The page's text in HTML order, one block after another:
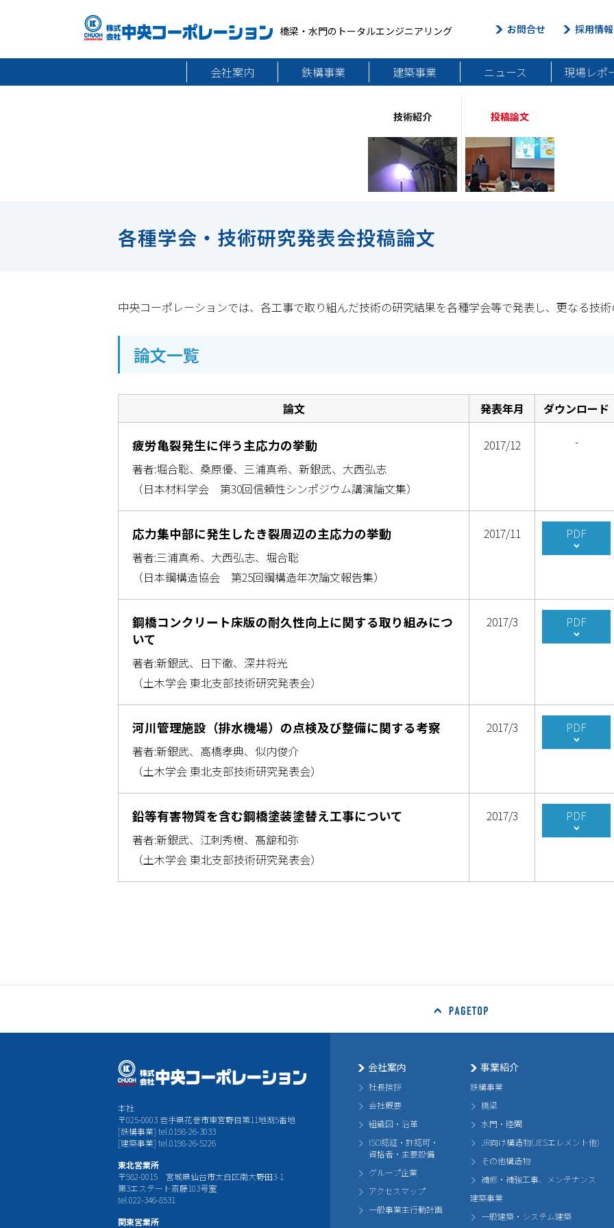
橋梁・水門のトータルエンジニアリング お問合せ 採用情報
会社案内 鉄構事業 建築事業 ニュース 現場レポ
技術紹介 投稿論文
各種学会・技術研究発表会投稿論文
中央コーポレーションでは、各工事で取り組んだ技術の研究結果を各種学会等で発表し、更なる技
論文一覧
論文 発表年月 ダウンロード
疲労亀裂発生に伴う主応力の挙動
著者:堀合聡、桑原優、三浦真希、新銀武、大西弘志
（日本材料学会 第30回信頼性シンポジウム講演論文集）
2017/12 -
応力集中部に発生したき裂周辺の主応力の挙動
著者:三浦真希、大西弘志、堀合聡
（日本鋼構造協会 第25回鋼構造年次論文報告集）
2017/11 PDF
鋼橋コンクリート床版の耐久性向上に関する取り組みにつ
いて
著者:新銀武、日下徹、深井将光
（土木学会 東北支部技術研究発表会）
2017/3 PDF
河川管理施設（排水機場）の点検及び整備に関する考察
著者:新銀武、高橋孝典、似内俊介
（土木学会 東北支部技術研究発表会）
2017/3 PDF
鉛等有害物質を含む鋼橋塗装塗替え工事について
著者:新銀武、江刺秀樹、髙舘和弥
（土木学会 東北支部技術研究発表会）
2017/3 PDF
本社
〒025-0003 岩手県花巻市東宮野目第11地割5番地
[鉄構事業] tel.0198-26-3033
[建築事業] tel.0198-26-5226
東北営業所
〒982-0015 宮城県仙台市太白区南大野田3-1
第3エステート斎藤103号室
tel.022-346-8531
関東営業所
会社案内
社長挨拶
会社概要
組織図・沿革
ISO認証・許認可・
資格者・主要設備
グループ企業
アクセスマップ
一般事業主行動計画
事業紹介
鉄構事業
橋梁
水門・陸閘
JR向け構造物(JESエレメント他)
その他構造物
補修・補強工事、メンテナンス
建築事業
一般建築・システム建築